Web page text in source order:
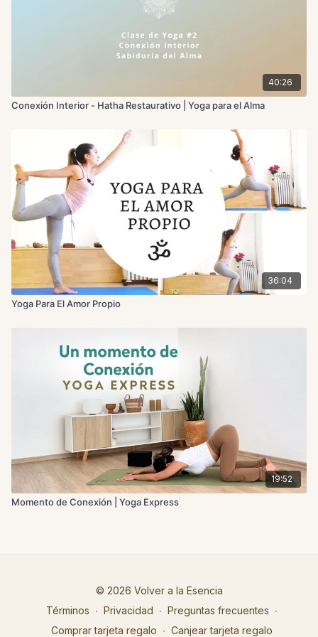
40:26
Conexión Interior - Hatha Restaurativo | Yoga para el Alma
36:04
Yoga Para El Amor Propio
19:52
Momento de Conexión | Yoga Express
© 2026 Volver a la Esencia
Términos ∙ Privacidad ∙ Preguntas frecuentes ∙
Comprar tarjeta regalo ∙ Canjear tarjeta regalo